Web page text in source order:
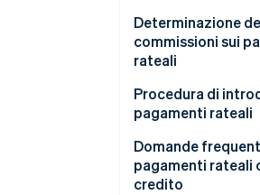
Riduzione del
abbandono del
cliente
Diminuzione della
economica e
familiari
Esperienza di
e senza ostacoli
Determinazione
commissioni sui
rateali
Procedura di
pagamenti rateali
Domande
pagamenti rateali
credito